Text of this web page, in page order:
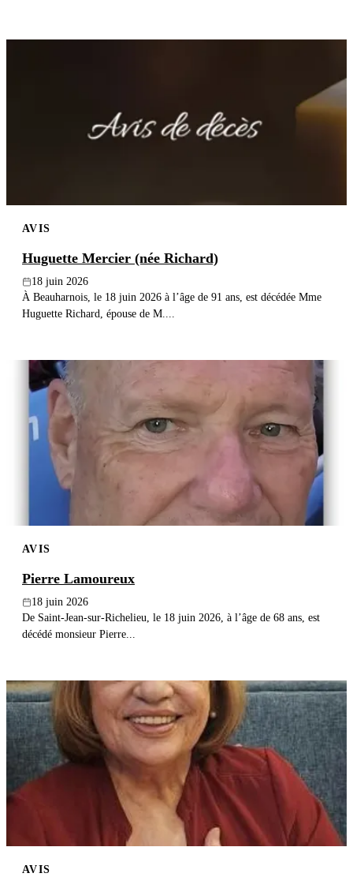
AVIS
Huguette Mercier (née Richard)
18 juin 2026
À Beauharnois, le 18 juin 2026 à l’âge de 91 ans, est décédée Mme
Huguette Richard, épouse de M....
AVIS
Pierre Lamoureux
18 juin 2026
De Saint-Jean-sur-Richelieu, le 18 juin 2026, à l’âge de 68 ans, est
décédé monsieur Pierre...
AVIS